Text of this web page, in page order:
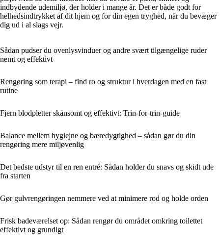
indbydende udemiljø, der holder i mange år. Det er både godt for
helhedsindtrykket af dit hjem og for din egen tryghed, når du bevæger
dig ud i al slags vejr.
Sådan pudser du ovenlysvinduer og andre svært tilgængelige ruder
nemt og effektivt
Rengøring som terapi – find ro og struktur i hverdagen med en fast
rutine
Fjern blodpletter skånsomt og effektivt: Trin-for-trin-guide
Balance mellem hygiejne og bæredygtighed – sådan gør du din
rengøring mere miljøvenlig
Det bedste udstyr til en ren entré: Sådan holder du snavs og skidt ude
fra starten
Gør gulvrengøringen nemmere ved at minimere rod og holde orden
Frisk badeværelset op: Sådan rengør du området omkring toilettet
effektivt og grundigt